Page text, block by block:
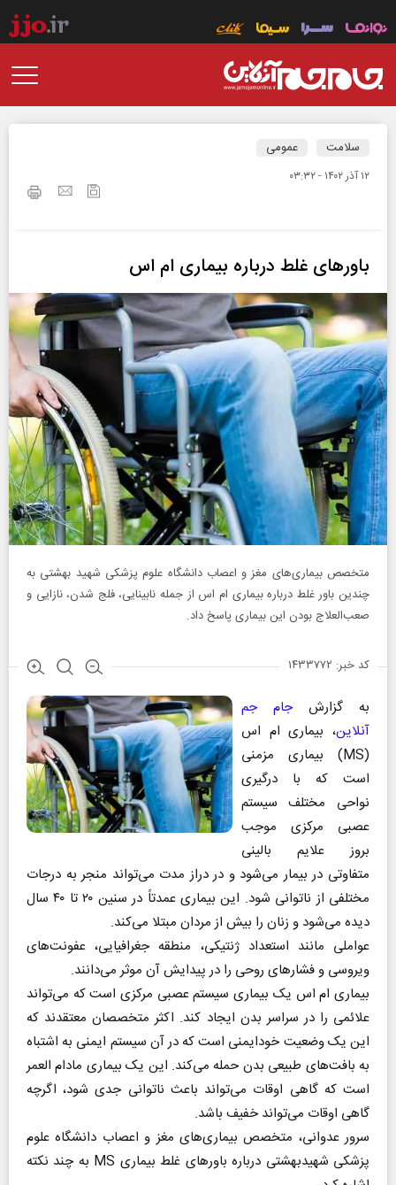
سلامت عمومی
۱۲ آذر ۱۴۰۲ - ۰۳:۳۲
باور‌های غلط درباره بیماری ام اس
متخصص بیماری‌های مغز و اعصاب دانشگاه علوم پزشکی شهید بهشتی به
چندین باور غلط درباره بیماری ام اس از جمله نابینایی، فلج شدن، نازایی و
صعب‌العلاج بودن این بیماری پاسخ داد.
کد خبر: ۱۴۳۳۷۷۲
به گزارشجام جم
آنلاین، بیماری ام اس
(MS) بیماری مزمنی
است که با درگیری
نواحی مختلف سیستم
عصبی مرکزی موجب
بروز علایم بالینی
متفاوتی در بیمار می‌شود و در دراز مدت می‌تواند منجر به درجات
مختلفی از ناتوانی شود. این بیماری عمدتاً در سنین ۲۰ تا ۴۰ سال
دیده می‌شود و زنان را بیش از مردان مبتلا می‌کند.
عواملی مانند استعداد ژنتیکی، منطقه جغرافیایی، عفونت‌های
ویروسی و فشار‌های روحی را در پیدایش آن موثر می‌دانند.
بیماری ام اس یک بیماری سیستم عصبی مرکزی است که می‌تواند
علائمی را در سراسر بدن ایجاد کند. اکثر متخصصان معتقدند که
این یک وضعیت خود‌ایمنی است که در آن سیستم ایمنی به اشتباه
به بافت‌های طبیعی بدن حمله می‌کند. این یک بیماری مادام العمر
است که گاهی اوقات می‌تواند باعث ناتوانی جدی شود، اگرچه
گاهی اوقات می‌تواند خفیف باشد.
سرور عدوانی، متخصص بیماری‌های مغز و اعصاب دانشگاه علوم
پزشکی شهیدبهشتی درباره باور‌های غلط بیماری MS به چند نکته